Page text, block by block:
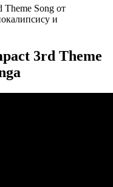
3rd Theme